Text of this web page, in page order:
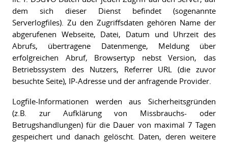
dem sich dieser Dienst befindet (sogenannte
Serverlogfiles). Zu den Zugriffsdaten gehören Name der
abgerufenen Webseite, Datei, Datum und Uhrzeit des
Abrufs, übertragene Datenmenge, Meldung über
erfolgreichen Abruf, Browsertyp nebst Version, das
Betriebssystem des Nutzers, Referrer URL (die zuvor
besuchte Seite), IP-Adresse und der anfragende Provider.
Logfile-Informationen werden aus Sicherheitsgründen
(z.B. zur Aufklärung von Missbrauchs- oder
Betrugshandlungen) für die Dauer von maximal 7 Tagen
gespeichert und danach gelöscht. Daten, deren weitere